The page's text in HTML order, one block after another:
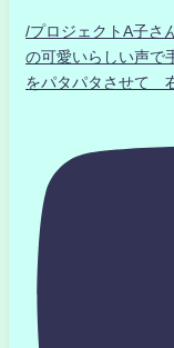
/プロジェクトA子
の可愛いらしい声
をパタパタさせて